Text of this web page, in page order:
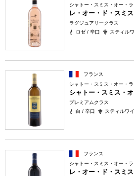
シャトー・スミス・オー・ラ
レ・オー・ド・スミ
ラグジュアリークラス
ロゼ / 辛口
スティル
フランス
シャトー・スミス・オー・ラ
シャトー・スミス・
プレミアムクラス
白 / 辛口
スティルワ
フランス
シャトー・スミス・オー・ラ
レ・オー・ド・スミ